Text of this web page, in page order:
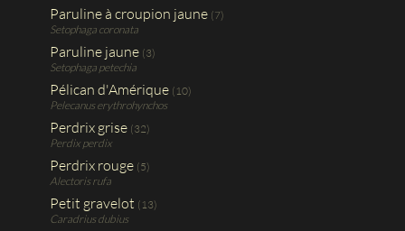
Paruline à croupion jaune (7)
Setophaga coronata
Paruline jaune (3)
Setophaga petechia
Pélican d'Amérique (10)
Pelecanus erythrohynchos
Perdrix grise (32)
Perdix perdix
Perdrix rouge (5)
Alectoris rufa
Petit gravelot (13)
Caradrius dubius